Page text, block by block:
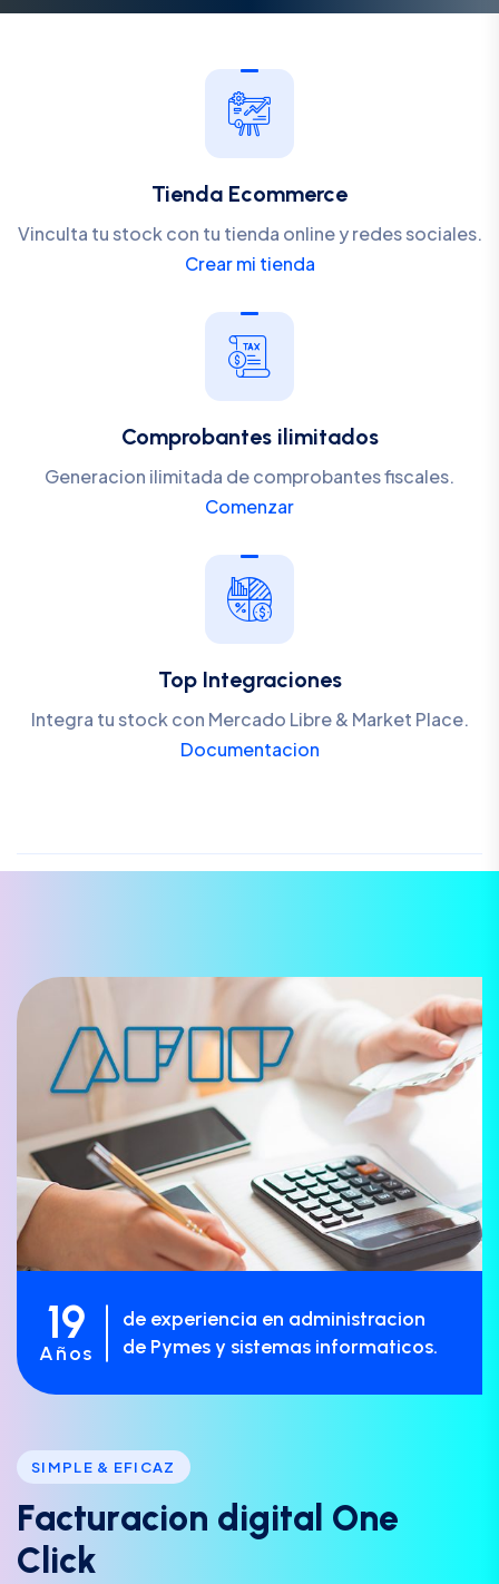
Tienda Ecommerce
Vinculta tu stock con tu tienda online y redes sociales.
Crear mi tienda
Comprobantes ilimitados
Generacion ilimitada de comprobantes fiscales.
Comenzar
Top Integraciones
Integra tu stock con Mercado Libre & Market Place.
Documentacion
19
Años
de experiencia en administracion
de Pymes y sistemas informaticos.
SIMPLE & EFICAZ
Facturacion d igita One
C ick